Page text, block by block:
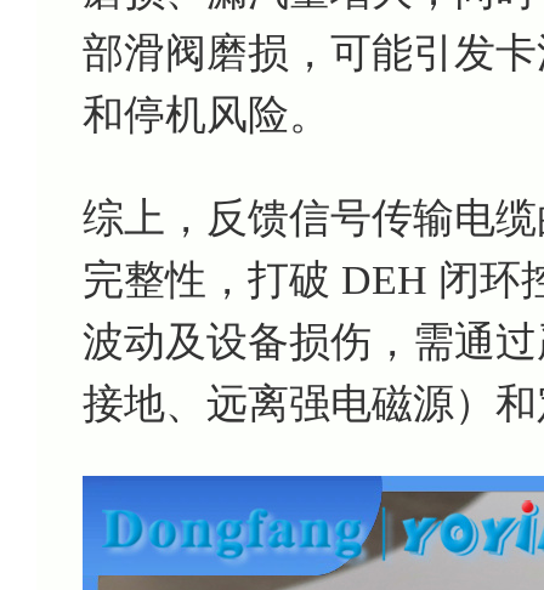
部滑阀磨损，可能引发
和停机风险。
综上，反馈信号传输电
完整性，打破 DEH 闭环
波动及设备损伤，需通
接地、远离强电磁源）